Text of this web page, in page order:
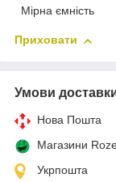
Мірна ємність
Приховати
Умови
Нова Пошта
Магазини
Укрпошта